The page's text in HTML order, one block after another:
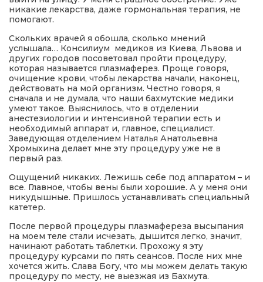
никакие лекарства, даже гормональная терапия, не
помогают.
Скольких врачей я обошла, сколько мнений
услышала… Консилиум медиков из Киева, Львова и
других городов посоветовал пройти процедуру,
которая называется плазмаферез. Проще говоря,
очищение крови, чтобы лекарства начали, наконец,
действовать на мой организм. Честно говоря, я
сначала и не думала, что наши бахмутские медики
умеют такое. Выяснилось, что в отделении
анестезиологии и интенсивной терапии есть и
необходимый аппарат и, главное, специалист.
Заведующая отделением Наталья Анатольевна
Хромыхина делает мне эту процедуру уже не в
первый раз.
Ощущений никаких. Лежишь себе под аппаратом – и
все. Главное, чтобы вены были хорошие. А у меня они
никудышные. Пришлось устанавливать специальный
катетер.
После первой процедуры плазмафереза высыпания
на моем теле стали исчезать, дышится легко, значит,
начинают работать таблетки. Прохожу я эту
процедуру курсами по пять сеансов. После них мне
хочется жить. Слава Богу, что мы можем делать такую
процедуру по месту, не выезжая из Бахмута.